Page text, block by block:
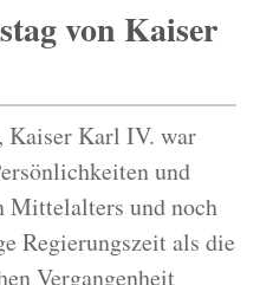
von Kaiser
Karl IV. war
und
Mittelalters und noch
Regierungszeit als die
Vergangenheit